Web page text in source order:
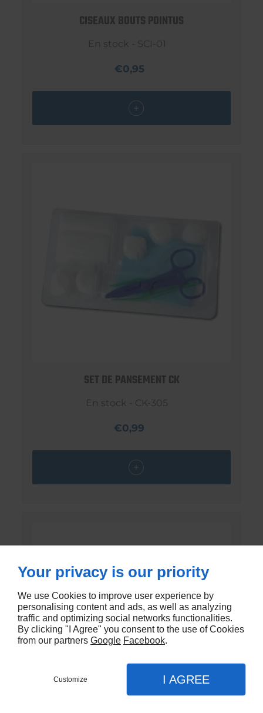
CISEAUX BOUTS POINTUS
En stock - SCI-01
€0,95
SET DE PANSEMENT CK
En stock - CK-305
€0,99
Your privacy is our priority
We use Cookies to improve user experience by
personalising content and ads, as well as analyzing
traffic and optimizing social networks functionalities.
By clicking "I Agree" you consent to the use of Cookies
from our partners Google Facebook.
Customize I AGREE